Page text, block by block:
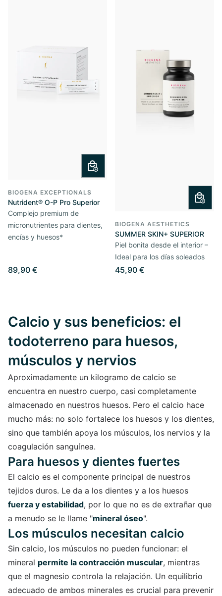
BIOGENA EXCEPTIONALS
Nutrident® O-P Pro Superior
Complejo premium de
micronutrientes para dientes,
encías y huesos*
89,90 €
BIOGENA AESTHETICS
SUMMER SKIN+ SUPERIOR
Piel bonita desde el interior –
Ideal para los días soleados
45,90 €
Calcio y sus beneficios: el
todoterreno para huesos,
músculos y nervios
Aproximadamente un kilogramo de calcio se
encuentra en nuestro cuerpo, casi completamente
almacenado en nuestros huesos. Pero el calcio hace
mucho más: no solo fortalece los huesos y los dientes,
sino que también apoya los músculos, los nervios y la
coagulación sanguínea.
Para huesos y dientes fuertes
El calcio es el componente principal de nuestros
tejidos duros. Le da a los dientes y a los huesos
fuerza y estabilidad, por lo que no es de extrañar que
a menudo se le llame "mineral óseo".
Los músculos necesitan calcio
Sin calcio, los músculos no pueden funcionar: el
mineral permite la contracción muscular, mientras
que el magnesio controla la relajación. Un equilibrio
adecuado de ambos minerales es crucial para prevenir